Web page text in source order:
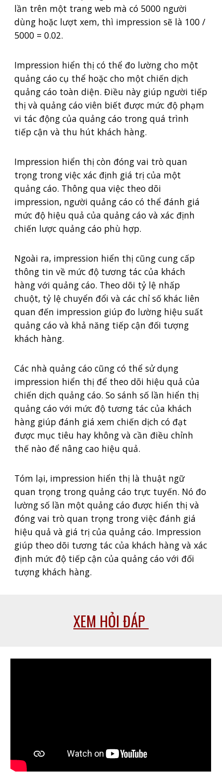
lần trên một trang web mà có 5000 người
dùng hoặc lượt xem, thì impression sẽ là 100 /
5000 = 0.02.
Impression hiển thị có thể đo lường cho một
quảng cáo cụ thể hoặc cho một chiến dịch
quảng cáo toàn diện. Điều này giúp người tiếp
thị và quảng cáo viên biết được mức độ phạm
vi tác động của quảng cáo trong quá trình
tiếp cận và thu hút khách hàng.
Impression hiển thị còn đóng vai trò quan
trọng trong việc xác định giá trị của một
quảng cáo. Thông qua việc theo dõi
impression, người quảng cáo có thể đánh giá
mức độ hiệu quả của quảng cáo và xác định
chiến lược quảng cáo phù hợp.
Ngoài ra, impression hiển thị cũng cung cấp
thông tin về mức độ tương tác của khách
hàng với quảng cáo. Theo dõi tỷ lệ nhấp
chuột, tỷ lệ chuyển đổi và các chỉ số khác liên
quan đến impression giúp đo lường hiệu suất
quảng cáo và khả năng tiếp cận đối tượng
khách hàng.
Các nhà quảng cáo cũng có thể sử dụng
impression hiển thị để theo dõi hiệu quả của
chiến dịch quảng cáo. So sánh số lần hiển thị
quảng cáo với mức độ tương tác của khách
hàng giúp đánh giá xem chiến dịch có đạt
được mục tiêu hay không và cần điều chỉnh
thế nào để nâng cao hiệu quả.
Tóm lại, impression hiển thị là thuật ngữ
quan trọng trong quảng cáo trực tuyến. Nó đo
lường số lần một quảng cáo được hiển thị và
đóng vai trò quan trọng trong việc đánh giá
hiệu quả và giá trị của quảng cáo. Impression
giúp theo dõi tương tác của khách hàng và xác
định mức độ tiếp cận của quảng cáo với đối
tượng khách hàng.
XEM HỎI ĐÁP